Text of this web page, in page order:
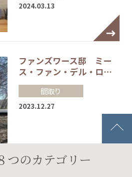
2024.03.13
ファンズワース邸 ミー
ス・ファン・デル・ロ…
間取り
2023.12.27
つのカテゴリー